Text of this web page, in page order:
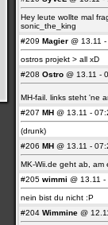
Hey leute wollte mal
sonic_the_king
#209 Magier @ 13.11
ostros projekt > all xD
#208 Ostro @ 13.11 -
MH-fail. links steht 'ne
#207 MH @ 13.11 -
(drunk)
#206 MH @ 13.11 -
MK-Wii.de geht ab, am
#205 wimmi @ 13.11
nein bist du nicht :P
#204 Wimmine @